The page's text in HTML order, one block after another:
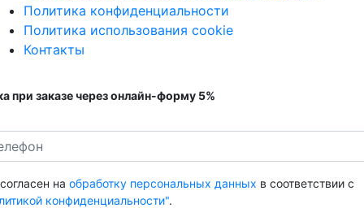
Политика конфиденциальности
Политика использования cookie
Контакты
при заказе через онлайн-форму 5%
на обработку персональных данных в соответствии с
конфиденциальности".